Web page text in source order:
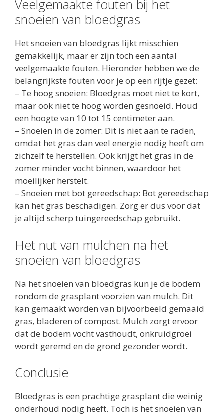
Veelgemaakte fouten bij het
snoeien van bloedgras
Het snoeien van bloedgras lijkt misschien
gemakkelijk, maar er zijn toch een aantal
veelgemaakte fouten. Hieronder hebben we de
belangrijkste fouten voor je op een rijtje gezet:
– Te hoog snoeien: Bloedgras moet niet te kort,
maar ook niet te hoog worden gesnoeid. Houd
een hoogte van 10 tot 15 centimeter aan.
– Snoeien in de zomer: Dit is niet aan te raden,
omdat het gras dan veel energie nodig heeft om
zichzelf te herstellen. Ook krijgt het gras in de
zomer minder vocht binnen, waardoor het
moeilijker herstelt.
– Snoeien met bot gereedschap: Bot gereedschap
kan het gras beschadigen. Zorg er dus voor dat
je altijd scherp tuingereedschap gebruikt.
Het nut van mulchen na het
snoeien van bloedgras
Na het snoeien van bloedgras kun je de bodem
rondom de grasplant voorzien van mulch. Dit
kan gemaakt worden van bijvoorbeeld gemaaid
gras, bladeren of compost. Mulch zorgt ervoor
dat de bodem vocht vasthoudt, onkruidgroei
wordt geremd en de grond gezonder wordt.
Conclusie
Bloedgras is een prachtige grasplant die weinig
onderhoud nodig heeft. Toch is het snoeien van